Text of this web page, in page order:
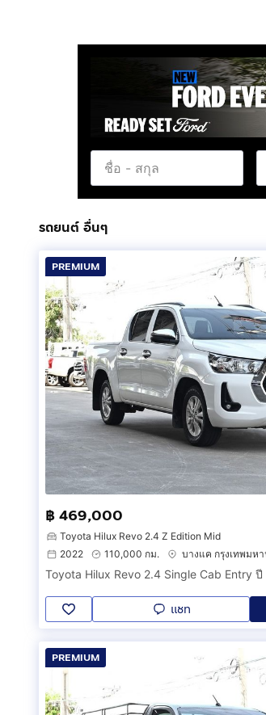
รถยนต์ อื่นๆ
PREMIUM
฿ 469,000
Toyota Hilux Revo 2.4 Z Edition Mid
2022
110,000 กม. บางแค กรุงเทพมห
แชท
PREMIUM